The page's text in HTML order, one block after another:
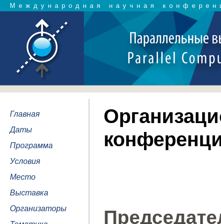
Международная научная
Главная
Даты
Программа
Условия
Место
Выставка
Организаторы